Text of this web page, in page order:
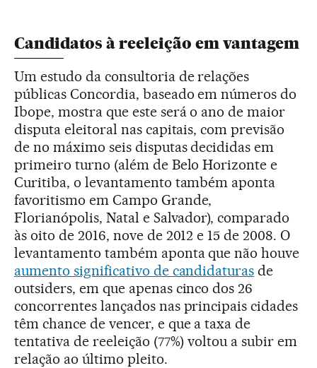
Candidatos à reeleição em vantagem
Um estudo da consultoria de relações
públicas Concordia, baseado em números do
Ibope, mostra que este será o ano de maior
disputa eleitoral nas capitais, com previsão
de no máximo seis disputas decididas em
primeiro turno (além de Belo Horizonte e
Curitiba, o levantamento também aponta
favoritismo em Campo Grande,
Florianópolis, Natal e Salvador), comparado
às oito de 2016, nove de 2012 e 15 de 2008. O
levantamento também aponta que não houve
aumento significativo de candidaturas de
outsiders, em que apenas cinco dos 26
concorrentes lançados nas principais cidades
têm chance de vencer, e que a taxa de
tentativa de reeleição (77%) voltou a subir em
relação ao último pleito.